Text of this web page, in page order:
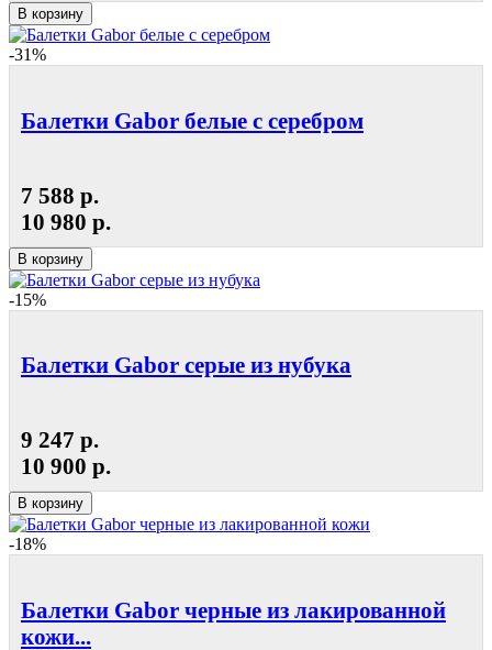
В корзину
-31%
Балетки Gabor белые с серебром
7 588 р.
10 980 р.
В корзину
-15%
Балетки Gabor серые из нубука
9 247 р.
10 900 р.
В корзину
-18%
Балетки Gabor черные из лакированной
кожи...